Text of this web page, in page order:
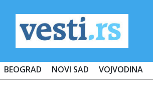
BEOGRAD NOVI SAD VOJVODINA